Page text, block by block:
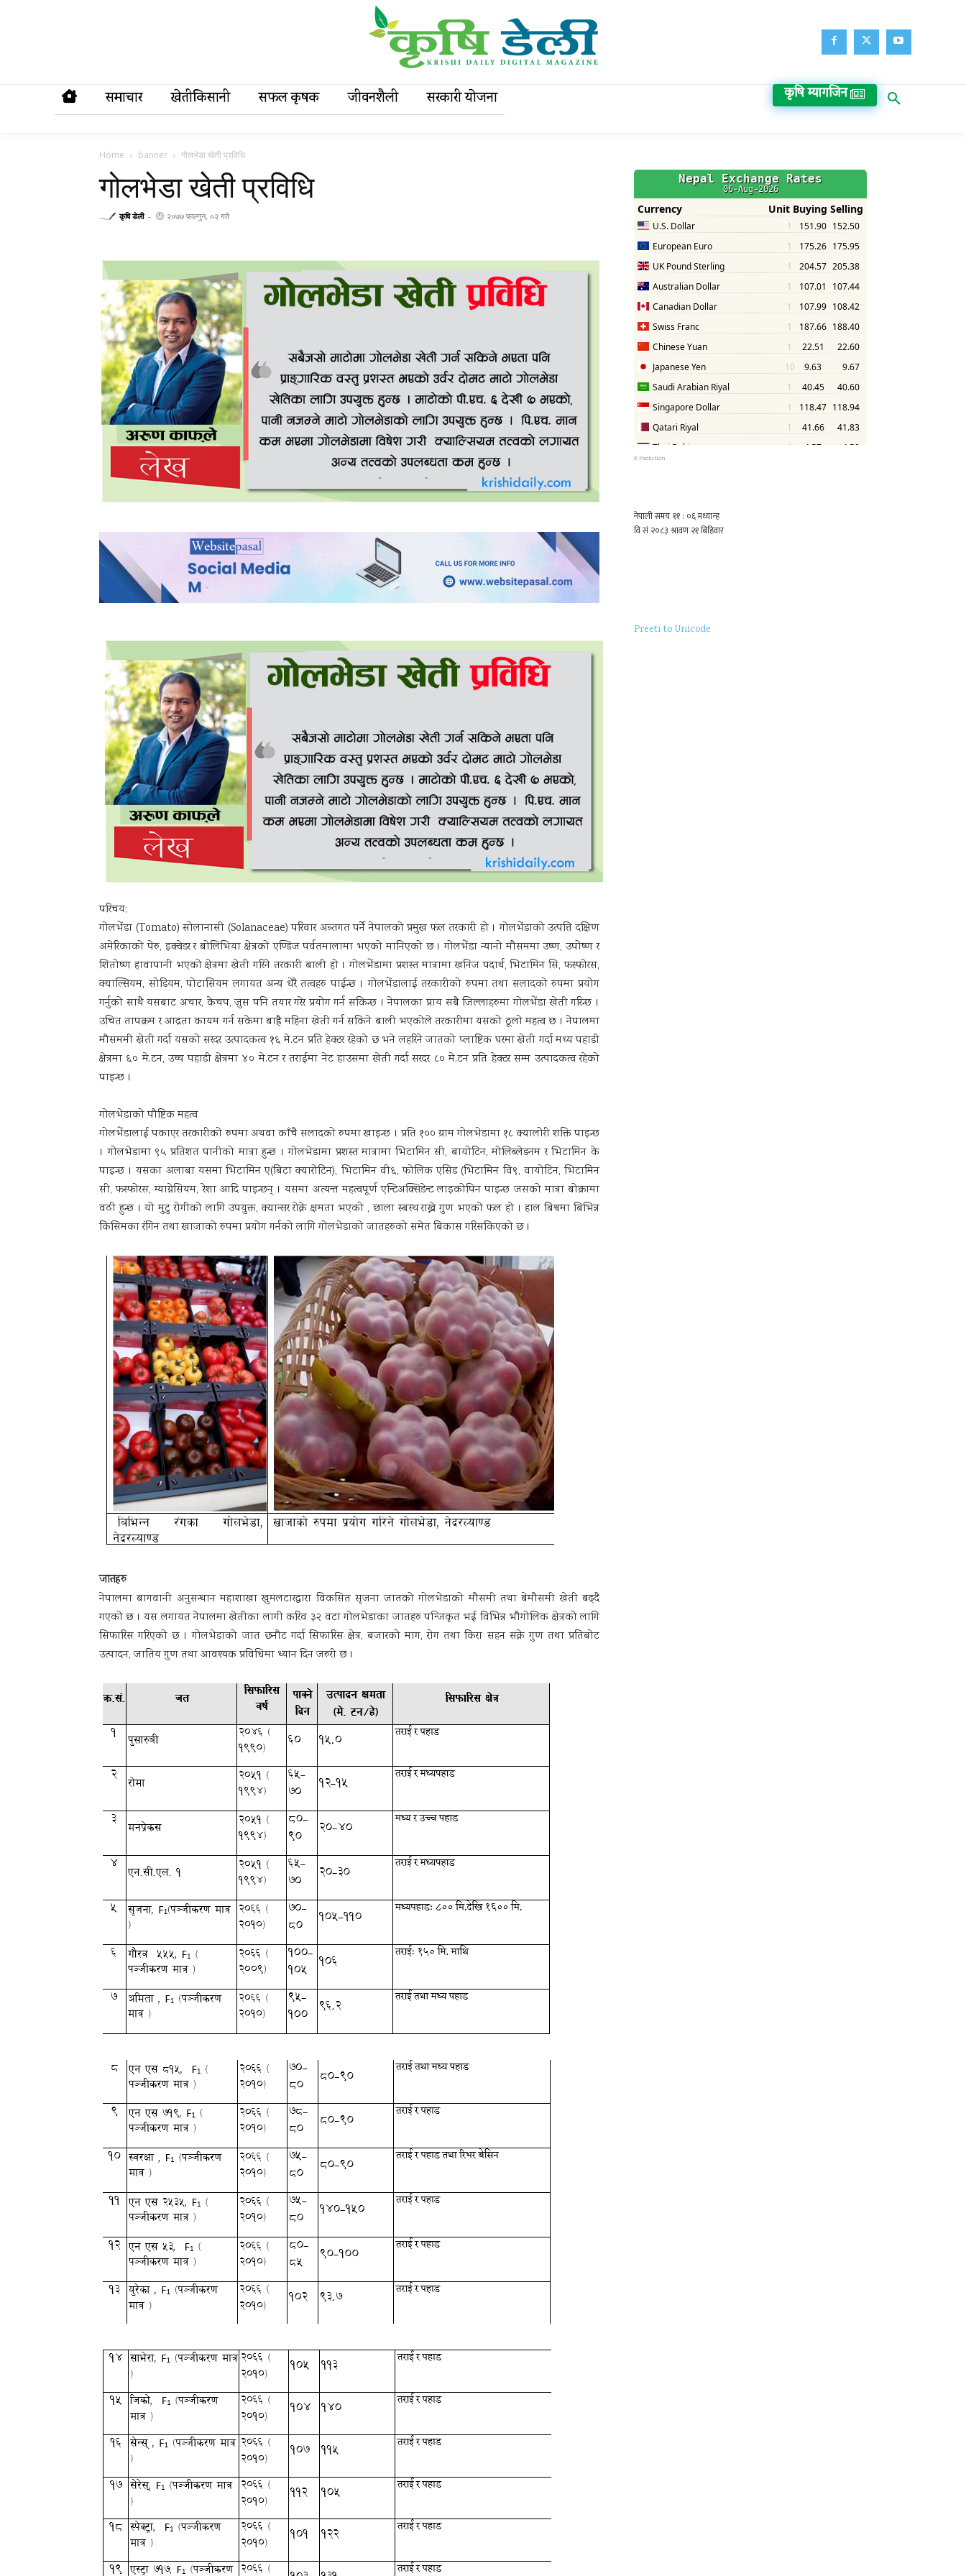
समाचार खेतीकिसानी सफल कृषक जीवनशैली सरकारी याेजना कृषि म्यागजिन
Home banner गोलभेडा खेती प्रविधि
गोलभेडा खेती प्रविधि
𓂃🖊 कृषि डेली - २०७७ फाल्गुन, ०२ गते
परिचय;
गोलभेंडा (Tomato) सोलानासी (Solanaceae) परिवार अन्र्तगत पर्नेे नेपालको प्रमुख फल तरकारी हो । गोलभेंडाको उत्पत्ति दक्षिण
अमेरिकाको पेरु, इक्वेडर र बोलिभिया क्षेत्रको एण्डिज पर्वतमालामा भएको मानिएको छ । गोलभेंडा न्यानो मौसममा उष्ण, उपोष्ण र
शितोष्ण हावापानी भएको क्षेत्रमा खेती गरिने तरकारी बाली हो । गोलभेंडामा प्रशस्त मात्रामा खनिज पदार्थ, भिटामिन सि, फस्फोरस,
क्याल्सियम, सोडियम, पोटासियम लगायत अन्य धेरै तत्वहरु पाईन्छ । गोलभेंडालाई तरकारीको रुपमा तथा सलादको रुपमा प्रयोग
गर्नुको साथै यसबाट अचार, केचप, जुस पनि तयार गरेर प्रयोग गर्न सकिन्छ । नेपालका प्राय सबै जिल्लाहरुमा गोलभेंडा खेती गरिन्छ ।
उचित तापक्रम र आद्रता कायम गर्न सकेमा बाह्रै महिना खेती गर्न सकिने बाली भएकोले तरकारीमा यसको ठूलो महत्व छ । नेपालमा
मौसममी खेती गर्दा यसको सरदर उत्पादकत्व १६ मे.टन प्रति हेक्टर रहेको छ भने लहरिने जातको प्लाष्टिक घरमा खेती गर्दा मध्य पहाडी
क्षेत्रमा ६० मे.टन, उच्च पहाडी क्षेत्रमा ४० मे.टन र तराईमा नेट हाउसमा खेती गर्दा सरदर ८० मे.टन प्रति हेक्टर सम्म उत्पादकत्व रहेको
पाइन्छ ।
गोलभेडाको पौष्टिक महत्व
गोलभेंडालाई पकाएर तरकारीको रुपमा अथवा काँचै सलादको रुपमा खाइन्छ । प्रति १०० ग्राम गोलभेडामा १८ क्यालोरी शक्ति पाइन्छ
। गोलभेडामा ९५ प्रतिशत पानीको मात्रा हुन्छ । गोलभेडामा प्रशस्त मात्रामा भिटामिन सी, बायोटिन, मोलिब्लेडनम र भिटामिन के
पाइन्छ । यसका अलाबा यसमा भिटामिन ए(बिटा क्यारोटिन), भिटामिन वी६, फोलिक एसिड (भिटामिन वि९, वायोटिन, भिटामिन
सी, फस्फोरस, म्याग्नेसियम, रेशा आदि पाइन्छन् । यसमा अत्यन्त महत्वपूर्ण एन्टिअक्सिडेन्ट लाइकोपिन पाइन्छ जसको मात्रा बोक्रामा
वढी हुन्छ । यो मुटु रोगीको लागि उपयुक्त, क्यान्सर रोक्ने क्षमता भएको , छाला स्बस्थ राख्ने गुण भएको फल हो । हाल बिश्वमा बिभिन्न
किसिमका रंगिन तथा खाजाको रुपमा प्रयोग गर्नको लागि गोलभेडाको जातहरुको समेत बिकास गरिसकिएको छ ।
जातहरु
नेपालमा बागवानी अनुसन्धान महाशाखा खुमलटारद्धारा विकसित सृजना जातको गोलभेडाको मौसमी तथा बेमौसमी खेती बढ्दै
गएको छ । यस लगायत नेपालमा खेतीका लागी करिव ३२ वटा गोलभेडाका जातहरु पन्जिकृत भई विभिन्न भौगोलिक क्षेत्रको लागि
सिफारिस गरिएको छ । गोलभेडाको जात छनौट गर्दा सिफारिस क्षेत्र, बजारको माग, रोग तथा किरा सहन सक्ने गुण तथा प्रतिबोट
उत्पादन, जातिय गुण तथा आवश्यक प्रविधिमा ध्यान दिन जरुरी छ ।
© Psolution
Preeti to Unicode